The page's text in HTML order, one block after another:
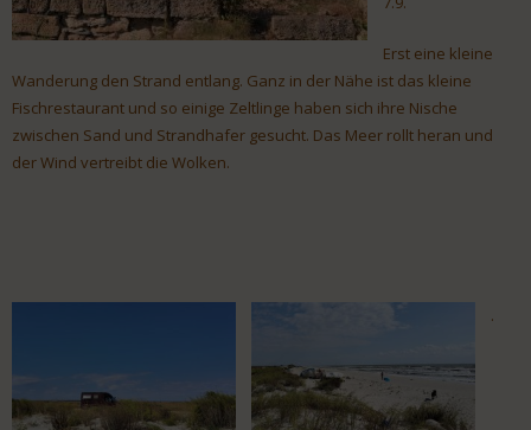
Erst eine kleine
Wanderung den Strand entlang. Ganz in der Nähe ist das kleine
Fischrestaurant und so einige Zeltlinge haben sich ihre Nische
zwischen Sand und Strandhafer gesucht. Das Meer rollt heran und
der Wind vertreibt die Wolken.
.